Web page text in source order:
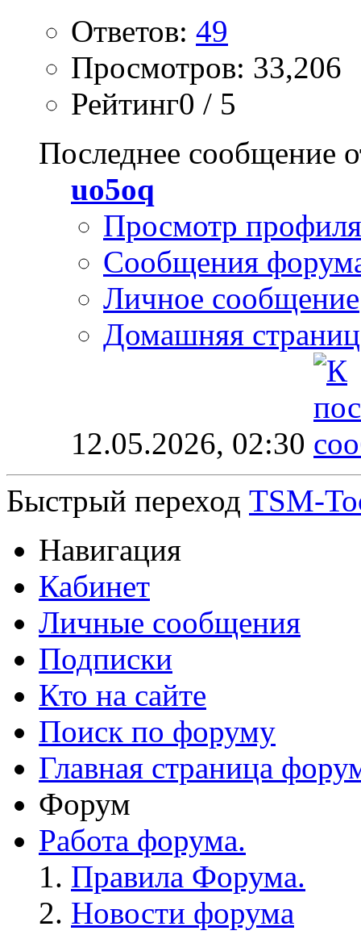
Ответов: 49
Просмотров: 33,206
Рейтинг0 / 5
Последнее сообщение
uo5oq
Просмотр профиля
Сообщения
Личное сообщение
Домашняя
12.05.2026, 02:30
Быстрый переход TSM-
Навигация
Кабинет
Личные сообщения
Подписки
Кто на сайте
Поиск по форуму
Главная страница
Форум
Работа форума.
Правила Форума.
Новости форума